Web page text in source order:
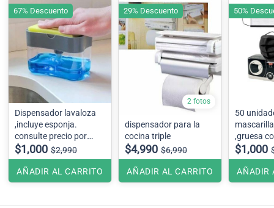
Dispensador lavaloza
,incluye esponja.
consulte precio por
embalaje .
$1,000 $2,990
AÑADIR AL CARRITO
67% Descuento
2 fotos
dispensador para la
cocina triple
$4,990 $6,990
AÑADIR AL CARRITO
29% Descuento
50
,gruesa
blanco
$1,000
AÑADIR
50%